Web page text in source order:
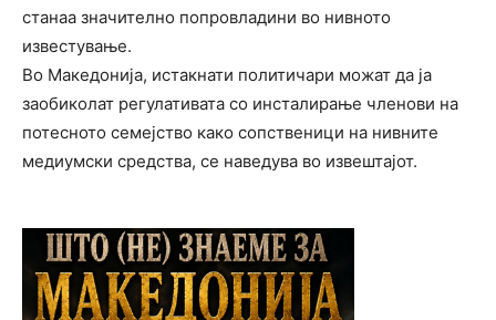
станаа значително попровладини во нивното
известување.
Во Македонија, истакнати политичари можат да ја
заобиколат регулативата со инсталирање членови на
потесното семејство како сопственици на нивните
медиумски средства, се наведува во извештајот.